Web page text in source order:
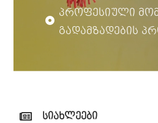
პროფესიული
გადამზადების
სიახლეები